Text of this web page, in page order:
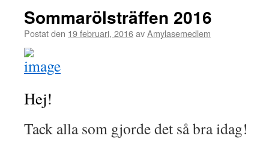
Sommarölsträffen 2016
Postat den 19 februari, 2016avAmylasemedlem
Hej!
Tack alla som gjorde det så bra idag!